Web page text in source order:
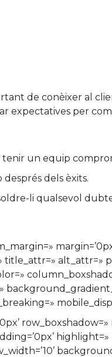
de conèixer al
expectatives per
tenir un equip
dels èxits.
li qualsevol
alt_attr=»